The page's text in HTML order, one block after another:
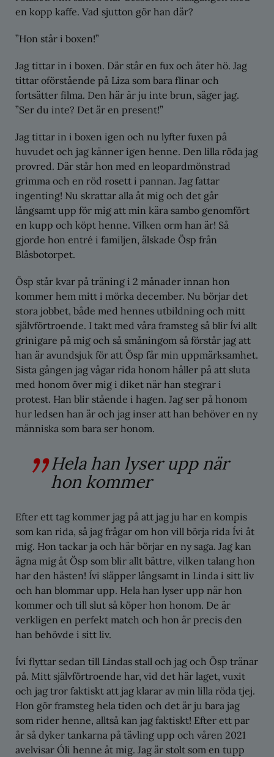
en kopp kaffe. Vad sjutton gör han där?
”Hon står i boxen!”
Jag tittar in i boxen. Där står en fux och äter hö. Jag
tittar oförstående på Liza som bara flinar och
fortsätter filma. Den här är ju inte brun, säger jag.
”Ser du inte? Det är en present!”
Jag tittar in i boxen igen och nu lyfter fuxen på
huvudet och jag känner igen henne. Den lilla röda jag
provred. Där står hon med en leopardmönstrad
grimma och en röd rosett i pannan. Jag fattar
ingenting! Nu skrattar alla åt mig och det går
långsamt upp för mig att min kära sambo genomfört
en kupp och köpt henne. Vilken orm han är! Så
gjorde hon entré i familjen, älskade Ösp från
Blåsbotorpet.
Ösp står kvar på träning i 2 månader innan hon
kommer hem mitt i mörka december. Nu börjar det
stora jobbet, både med hennes utbildning och mitt
självförtroende. I takt med våra framsteg så blir Ívi allt
grinigare på mig och så småningom så förstår jag att
han är avundsjuk för att Ösp får min uppmärksamhet.
Sista gången jag vågar rida honom håller på att sluta
med honom över mig i diket när han stegrar i
protest. Han blir stående i hagen. Jag ser på honom
hur ledsen han är och jag inser att han behöver en ny
människa som bara ser honom.
Hela han lyser upp när
hon kommer
Efter ett tag kommer jag på att jag ju har en kompis
som kan rida, så jag frågar om hon vill börja rida Ívi åt
mig. Hon tackar ja och här börjar en ny saga. Jag kan
ägna mig åt Ösp som blir allt bättre, vilken talang hon
har den hästen! Ívi släpper långsamt in Linda i sitt liv
och han blommar upp. Hela han lyser upp när hon
kommer och till slut så köper hon honom. De är
verkligen en perfekt match och hon är precis den
han behövde i sitt liv.
Ívi flyttar sedan till Lindas stall och jag och Ösp tränar
på. Mitt självförtroende har, vid det här laget, vuxit
och jag tror faktiskt att jag klarar av min lilla röda tjej.
Hon gör framsteg hela tiden och det är ju bara jag
som rider henne, alltså kan jag faktiskt! Efter ett par
år så dyker tankarna på tävling upp och våren 2021
avelvisar Óli henne åt mig. Jag är stolt som en tupp